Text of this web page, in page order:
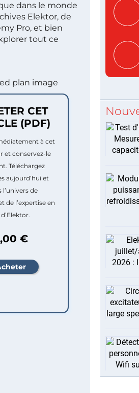
dans le monde
Elektor, de
Pro, et bien
tout ce
CET
(PDF)
à cet
et conservez-le
Téléchargez
aujourd’hui et
l’univers de
de l’expertise en
€